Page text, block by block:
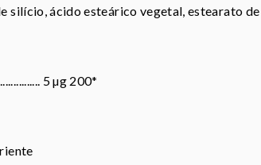
silício, ácido esteárico vegetal, estearato
5 µg 200*